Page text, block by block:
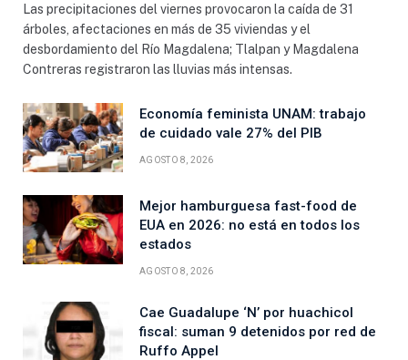
Las precipitaciones del viernes provocaron la caída de 31
árboles, afectaciones en más de 35 viviendas y el
desbordamiento del Río Magdalena; Tlalpan y Magdalena
Contreras registraron las lluvias más intensas.
Economía feminista UNAM: trabajo
de cuidado vale 27% del PIB
AGOSTO 8, 2026
Mejor hamburguesa fast-food de
EUA en 2026: no está en todos los
estados
AGOSTO 8, 2026
Cae Guadalupe ‘N’ por huachicol
fiscal: suman 9 detenidos por red de
Ruffo Appel